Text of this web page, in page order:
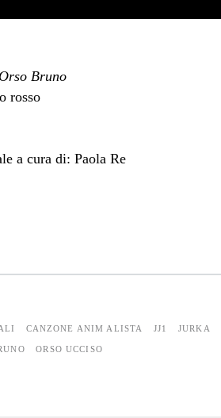
Bruno
rosso
a cura di: Paola Re
CANZONE ANIM ALISTA JJ1 JURKA
ORSO UCCISO